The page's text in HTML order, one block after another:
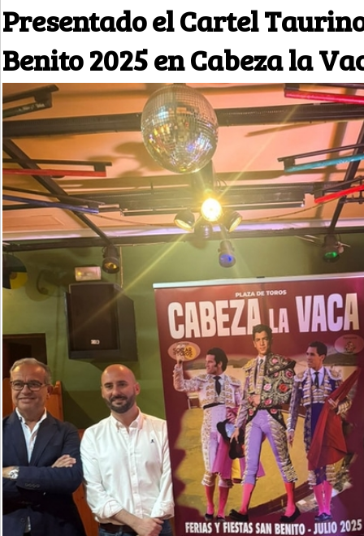
Presentado el Cartel
Benito 2025 en Cabeza la